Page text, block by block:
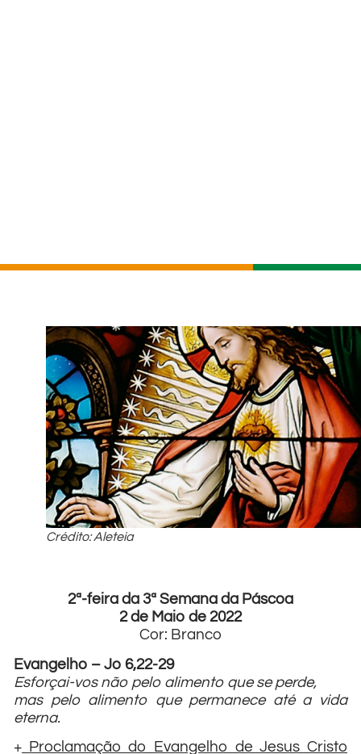
Crédito: Aleteia
2ª-feira da 3ª Semana da Páscoa
2 de Maio de 2022
Cor: Branco
Evangelho – Jo 6,22-29
Esforçai-vos não pelo alimento que se perde,
mas pelo alimento que permanece até a vida
eterna.
+Proclamação do Evangelho de Jesus Cristo